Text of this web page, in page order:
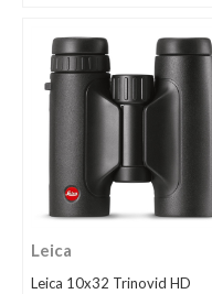
Leica
Leica 10x32 Trinovid HD